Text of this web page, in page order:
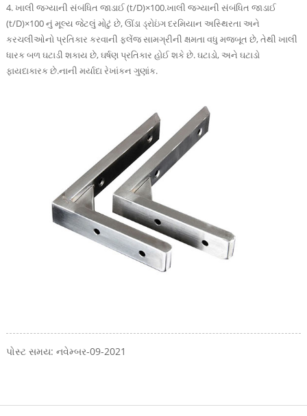
4. ખાલી જગ્યાની સંબંધિત જાડાઈ (t/D)×100.ખાલી જગ્યાની સંબંધિત જાડાઈ
(t/D)×100 નું મૂલ્ય જેટલું મોટું છે, ઊંડા ડ્રોઇંગ દરમિયાન અસ્થિરતા અને
કરચલીઓનો પ્રતિકાર કરવાની ફ્લેંજ સામગ્રીની ક્ષમતા વધુ મજબૂત છે, તેથી ખાલી
ધારક બળ ઘટાડી શકાય છે, ઘર્ષણ પ્રતિકાર હોઈ શકે છે. ઘટાડો, અને ઘટાડો
ફાયદાકારક છે.નાની મર્યાદા રેખાંકન ગુણાંક.
પોસ્ટ સમય: નવેમ્બર-09-2021